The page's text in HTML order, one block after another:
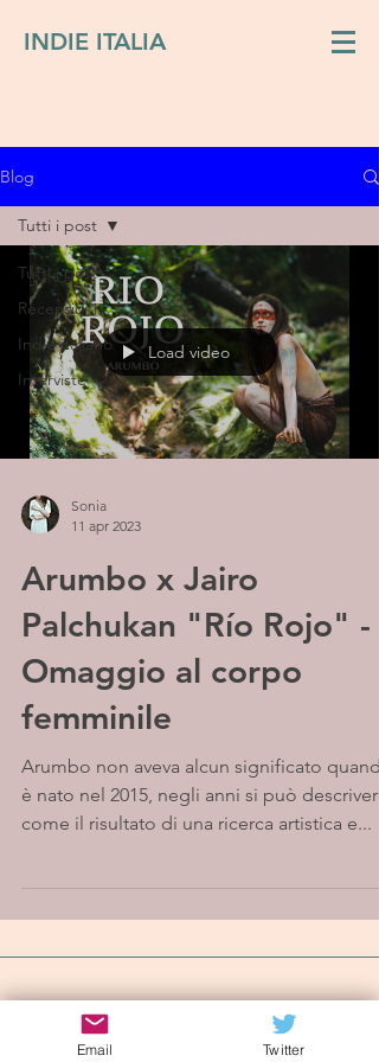
INDIE ITALIA
Blog
Tutti i post
Recensioni
Indie italiano
Interviste
Tutti i post
Load video
Sonia
11 apr 2023
Arumbo x Jairo
Palchukan "Río Rojo" -
Omaggio al corpo
femminile
Arumbo non aveva alcun significato
è nato nel 2015, negli anni si può descrivere
come il risultato di una ricerca artistica e...
Iscriviti alla mailing list
Email Twitter